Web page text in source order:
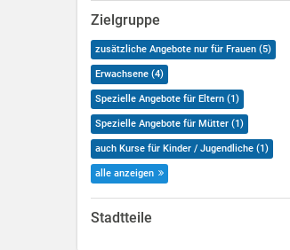
Zielgruppe
zusätzliche Angebote nur für Frauen (5)
Erwachsene (4)
Spezielle Angebote für Eltern (1)
Spezielle Angebote für Mütter (1)
auch Kurse für Kinder / Jugendliche (1)
alle anzeigen
Stadtteile